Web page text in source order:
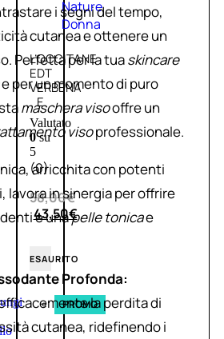
Nature
Donna
L’OCCITANE
EDT
VERBENA
E
Valutato
0su
5
(0)
58,00€
43,50€
ESAURITO
PROMO
i segni del tempo,
cutanea e ottenere un
Perfetta per la tuaskincare
e per un momento di puro
maschera visooffre un
visoprofessionale.
arricchita con potenti
lavora in sinergia per offrire
e unapelle tonicae
Profonda:
la perdita di
cutanea, ridefinendo i